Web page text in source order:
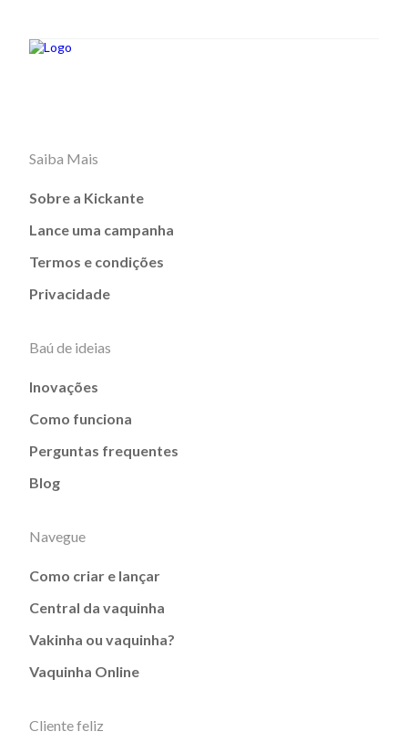
Saiba Mais
Sobre a Kickante
Lance uma campanha
Termos e condições
Privacidade
Baú de ideias
Inovações
Como funciona
Perguntas frequentes
Blog
Navegue
Como criar e lançar
Central da vaquinha
Vakinha ou vaquinha?
Vaquinha Online
Cliente feliz